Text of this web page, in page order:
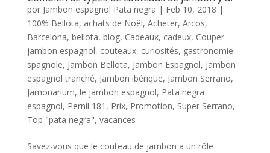
por Jambon espagnol Pata negra | Feb 10, 2018 |
100% Bellota, achats de Noël, Acheter, Arcos,
Barcelona, bellota, blog, Cadeaux, cadeux, Couper
jambon espagnol, couteaux, curiosités, gastronomie
spagnole, Jambon Bellota, Jambon Espagnol, Jambon
espagnol tranché, Jambon ibérique, Jambon Serrano,
Jamonarium, le jambon espagnol, Pata negra
espagnol, Pernil 181 , Prix, Promotion, Super Serrano,
Top "pata negra", vacances
Savez-vous que le couteau de jambon a un rôle